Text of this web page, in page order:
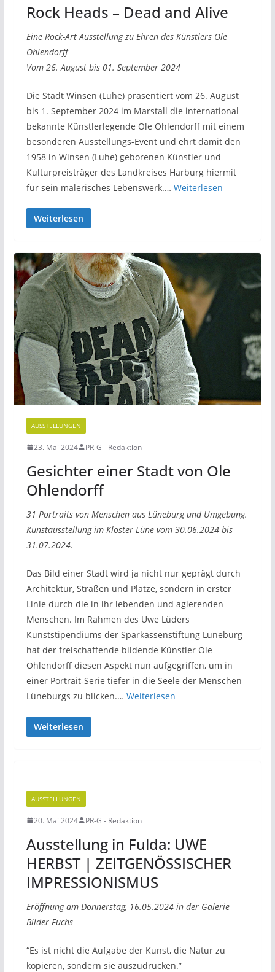
Rock Heads – Dead and Alive
Eine Rock-Art Ausstellung zu Ehren des Künstlers Ole
Ohlendorff
Vom 26. August bis 01. September 2024
Die Stadt Winsen (Luhe) präsentiert vom 26. August
bis 1. September 2024 im Marstall die international
bekannte Künstlerlegende Ole Ohlendorff mit einem
besonderen Ausstellungs-Event und ehrt damit den
1958 in Winsen (Luhe) geborenen Künstler und
Kulturpreisträger des Landkreises Harburg hiermit
für sein malerisches Lebenswerk.… Weiterlesen
Weiterlesen
AUSSTELLUNGEN
23. Mai 2024 PR-G - Redaktion
Gesichter einer Stadt von Ole
Ohlendorff
31 Portraits von Menschen aus Lüneburg und Umgebung.
Kunstausstellung im Kloster Lüne vom 30.06.2024 bis
31.07.2024.
Das Bild einer Stadt wird ja nicht nur geprägt durch
Architektur, Straßen und Plätze, sondern in erster
Linie durch die in ihr lebenden und agierenden
Menschen. Im Rahmen des Uwe Lüders
Kunststipendiums der Sparkassenstiftung Lüneburg
hat der freischaffende bildende Künstler Ole
Ohlendorff diesen Aspekt nun aufgegriffen, um in
einer Portrait-Serie tiefer in die Seele der Menschen
Lüneburgs zu blicken.… Weiterlesen
Weiterlesen
AUSSTELLUNGEN
20. Mai 2024 PR-G - Redaktion
Ausstellung in Fulda: UWE
HERBST | ZEITGENÖSSISCHER
IMPRESSIONISMUS
Eröffnung am Donnerstag, 16.05.2024 in der Galerie
Bilder Fuchs
“Es ist nicht die Aufgabe der Kunst, die Natur zu
kopieren, sondern sie auszudrücken.”